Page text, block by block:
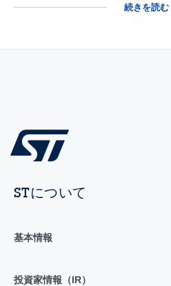
続きを読む
STについて
基本情報
投資家情報（IR）